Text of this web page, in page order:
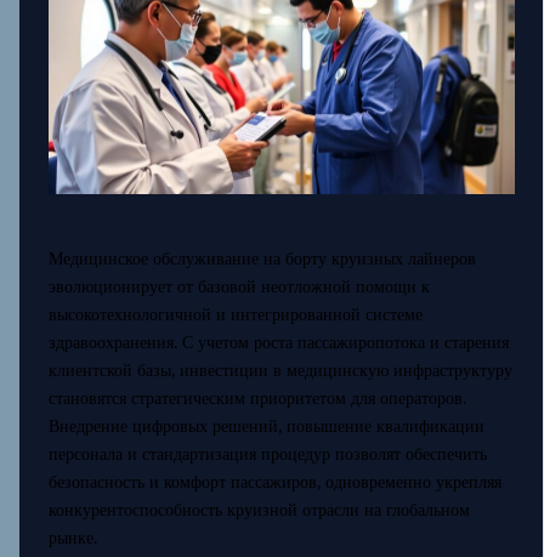
Медицинское обслуживание на борту круизных лайнеров
эволюционирует от базовой неотложной помощи к
высокотехнологичной и интегрированной системе
здравоохранения. С учетом роста пассажиропотока и старения
клиентской базы, инвестиции в медицинскую инфраструктуру
становятся стратегическим приоритетом для операторов.
Внедрение цифровых решений, повышение квалификации
персонала и стандартизация процедур позволят обеспечить
безопасность и комфорт пассажиров, одновременно укрепляя
конкурентоспособность круизной отрасли на глобальном
рынке.